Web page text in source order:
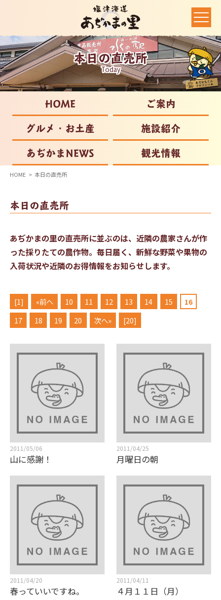
本日の直売所
Today
HOME
ご案内
グルメ・お土産
施設紹介
あぢかまNEWS
観光情報
HOME 本日の直売所
本日の直売所
あぢかまの里の直売所に並ぶのは、近隣の農家さんが作
った採りたての農作物。 毎日届く、新鮮な野菜や果物の
入荷状況や近隣のお得情報をお知らせします。
[1] «前へ 10 11 12 13 14 15
16
17
18 19 20 次へ» [20]
2011/05/06
山に感謝！
2011/04/25
月曜日の朝
2011/04/20
春っていいですね。
2011/04/11
４月１１日（月）